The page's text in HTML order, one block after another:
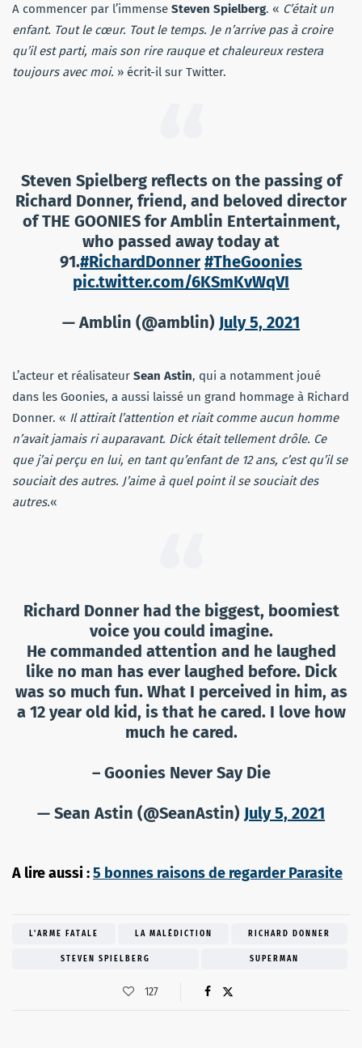
A commencer par l’immense Steven Spielberg. « C’était un
enfant. Tout le cœur. Tout le temps. Je n’arrive pas à croire
qu’il est parti, mais son rire rauque et chaleureux restera
toujours avec moi. » écrit-il sur Twitter.
Steven Spielberg reflects on the passing of
Richard Donner, friend, and beloved director
of THE GOONIES for Amblin Entertainment,
who passed away today at
91.#RichardDonner #TheGoonies
pic.twitter.com/6KSmKvWqVI
— Amblin (@amblin) July 5, 2021
L’acteur et réalisateur Sean Astin, qui a notamment joué
dans les Goonies, a aussi laissé un grand hommage à Richard
Donner. « Il attirait l’attention et riait comme aucun homme
n’avait jamais ri auparavant. Dick était tellement drôle. Ce
que j’ai perçu en lui, en tant qu’enfant de 12 ans, c’est qu’il se
souciait des autres. J’aime à quel point il se souciait des
autres.«
Richard Donner had the biggest, boomiest
voice you could imagine.
He commanded attention and he laughed
like no man has ever laughed before. Dick
was so much fun. What I perceived in him, as
a 12 year old kid, is that he cared. I love how
much he cared.
– Goonies Never Say Die
— Sean Astin (@SeanAstin) July 5, 2021
A lire aussi :5 bonnes raisons de regarder Parasite
L'ARME FATALE LA MALÉDICTION RICHARD DONNER
STEVEN SPIELBERG SUPERMAN
127